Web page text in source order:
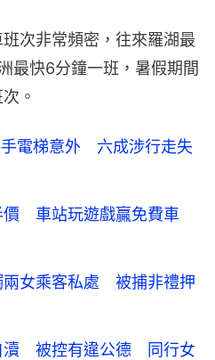
次非常頻密，往來羅湖最
最快6分鐘一班，暑假期間
。
電梯意外 六成涉行走失
價 車站玩遊戲贏免費車
兩女乘客私處 被捕非禮押
瀆 被控有違公德 同行女